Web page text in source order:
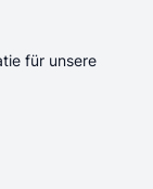
für unsere